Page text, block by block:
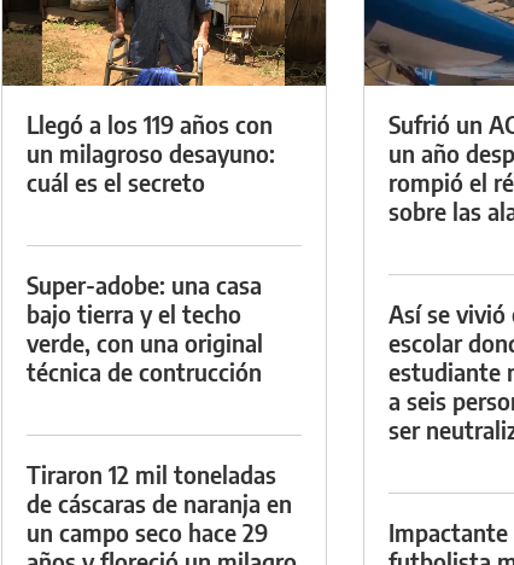
Llegó a los 119 años con
un milagroso desayuno:
cuál es el secreto
Super-adobe: una casa
bajo tierra y el techo
verde, con una original
técnica de contrucción
Tiraron 12 mil toneladas
de cáscaras de naranja en
un campo seco hace 29
Sufrió un
un año
rompió el
sobre las
Así se
escolar
estudiante
a seis
ser
Impactante